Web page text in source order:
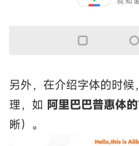
另外，在介绍字体的时
理，如 阿里巴巴普惠体
晰）。